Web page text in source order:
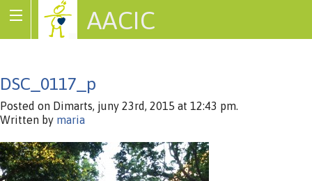
AACIC
DSC_0117_p
Posted on Dimarts, juny 23rd, 2015 at 12:43 pm.
Written by maria